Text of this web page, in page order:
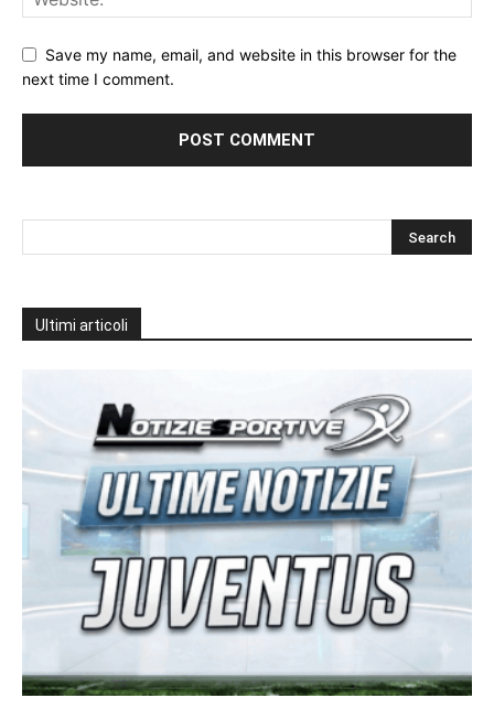
Save my name, email, and website in this browser for the
next time I comment.
Ultimi articoli